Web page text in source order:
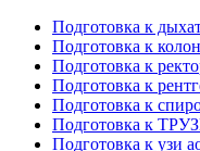
Подготовка к
Подготовка к
Подготовка к
Подготовка к
Подготовка к
Подготовка к
Подготовка к узи